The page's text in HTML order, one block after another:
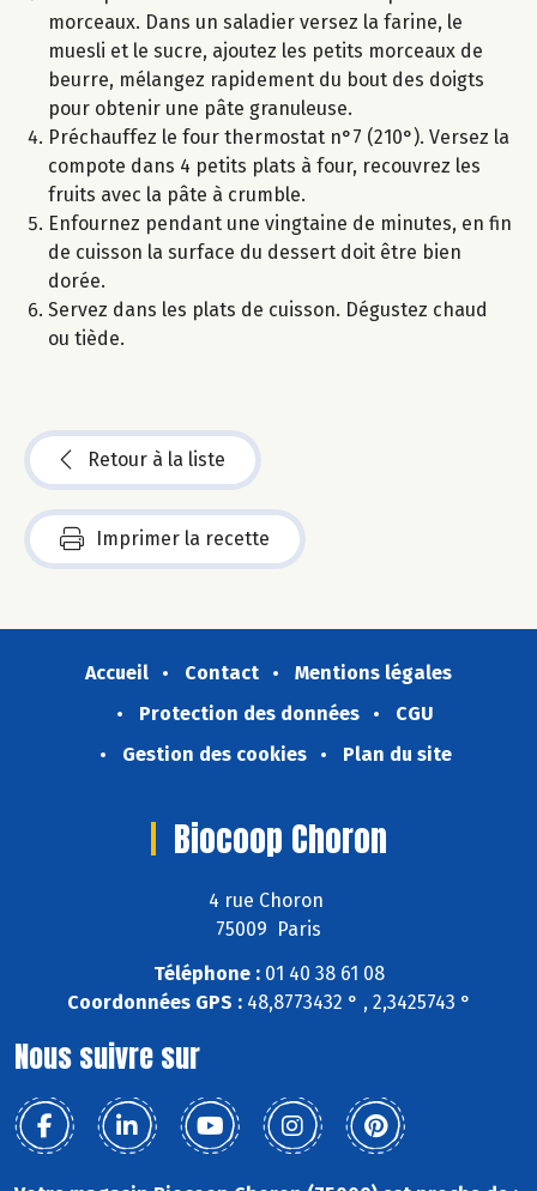
morceaux. Dans un saladier versez la farine, le
muesli et le sucre, ajoutez les petits morceaux de
beurre, mélangez rapidement du bout des doigts
pour obtenir une pâte granuleuse.
Préchauffez le four thermostat n°7 (210°). Versez la
compote dans 4 petits plats à four, recouvrez les
fruits avec la pâte à crumble.
Enfournez pendant une vingtaine de minutes, en fin
de cuisson la surface du dessert doit être bien
dorée.
Servez dans les plats de cuisson. Dégustez chaud
ou tiède.
Retour à la liste
Imprimer la recette
Accueil Contact
Mentions légales
Protection des données
CGU
Gestion des cookies
Plan du site
Biocoop Choron
4 rue Choron
75009 Paris
Téléphone :01 40 38 61 08
Coordonnées GPS :48,8773432 ° , 2,3425743 °
Nous suivre sur